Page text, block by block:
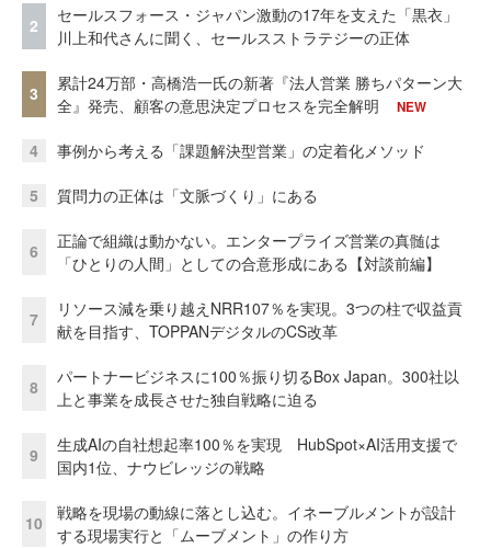
2
セールスフォース・ジャパン激動の17年を支えた「黒衣」
川上和代さんに聞く、セールスストラテジーの正体
3
累計24万部・高橋浩一氏の新著『法人営業 勝ちパターン大
全』発売、顧客の意思決定プロセスを完全解明
NEW
4 事例から考える「課題解決型営業」の定着化メソッド
5 質問力の正体は「文脈づくり」にある
6
正論で組織は動かない。エンタープライズ営業の真髄は
「ひとりの人間」としての合意形成にある【対談前編】
7
リソース減を乗り越えNRR107％を実現。3つの柱で収益貢
献を目指す、TOPPANデジタルのCS改革
8
パートナービジネスに100％振り切るBox Japan。300社以
上と事業を成長させた独自戦略に迫る
9
生成AIの自社想起率100％を実現 HubSpot×AI活用支援で
国内1位、ナウビレッジの戦略
10
戦略を現場の動線に落とし込む。イネーブルメントが設計
する現場実行と「ムーブメント」の作り方